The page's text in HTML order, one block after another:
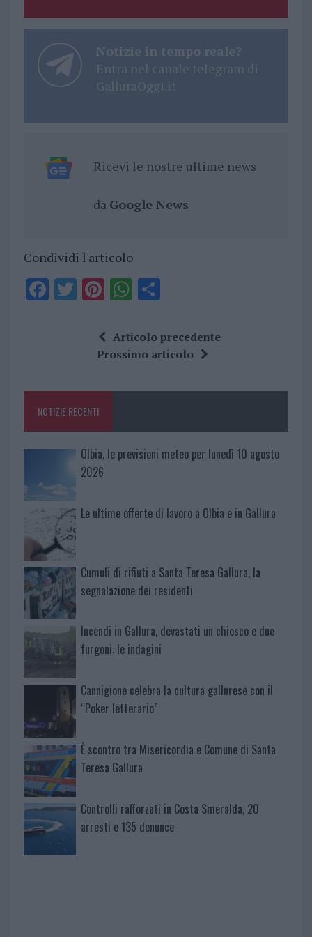
Notizie in tempo reale?
Entra nel canale telegram di
GalluraOggi.it
Ricevi le nostre ultime news
da Google News
Condividi l'articolo
F
o
k
T Pi
te
re
W
at
s
p
S
a
re
Articolo precedente
Prossimo articolo
NOTIZIE RECENTI
Olbia, le previsioni meteo per lunedì 10 agosto
2026
Le ultime offerte di lavoro a Olbia e in Gallura
Cumuli di rifiuti a Santa Teresa Gallura, la
segnalazione dei residenti
Incendi in Gallura, devastati un chiosco e due
furgoni: le indagini
Cannigione celebra la cultura gallurese con il
“Poker letterario”
È scontro tra Misericordia e Comune di Santa
Teresa Gallura
Controlli rafforzati in Costa Smeralda, 20
arresti e 135 denunce